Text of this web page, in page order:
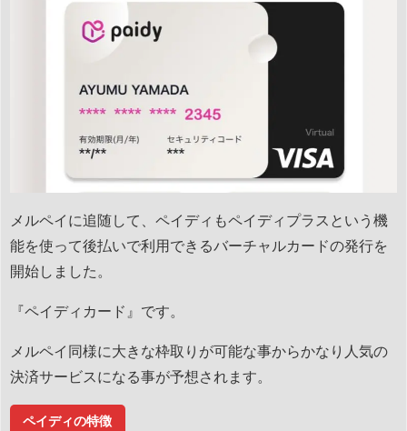
メルペイに追随して、ペイディもペイディプラスという機
能を使って後払いで利用できるバーチャルカードの発行を
開始しました。
『ペイディカード』です。
メルペイ同様に大きな枠取りが可能な事からかなり人気の
決済サービスになる事が予想されます。
ペイディの特徴